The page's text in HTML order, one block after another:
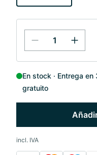
En stock Entrega en
gratuito
incl. IVA